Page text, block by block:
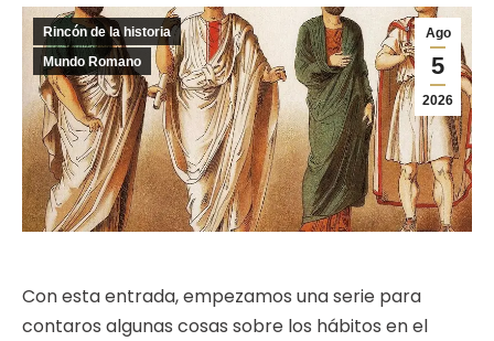
Ago
5
2026
Rincón de la historia
Mundo Romano
Con esta entrada, empezamos una serie para
contaros algunas cosas sobre los hábitos en el